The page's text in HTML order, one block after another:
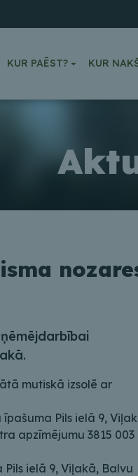
KUR PAĒST? KUR
mutiskā izsolē ar
Pils ielā 9,
apzīmējumu 3815 003
ielā 9, Viļakā, Balvu